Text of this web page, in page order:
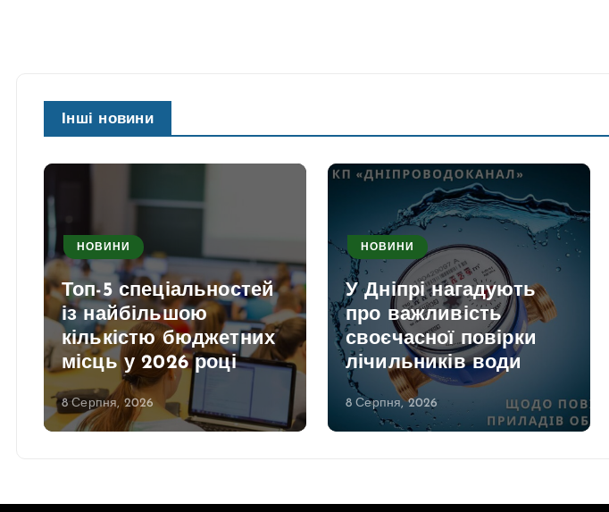
Інші новини
НОВИНИ
Топ-5 спеціальностей
із найбільшою
кількістю бюджетних
місць у 2026 році
8 Серпня, 2026
НОВИНИ
У Дніпрі нагадують
про важливість
своєчасної повірки
лічильників води
8 Серпня, 2026